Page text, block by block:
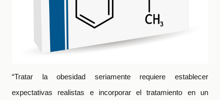
“Tratar la obesidad seriamente requiere establecer
expectativas realistas e incorporar el tratamiento en un